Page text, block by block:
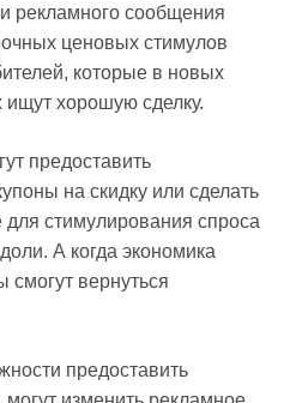
рекламного сообщения
ценовых стимулов
которые в новых
ищут хорошую сделку.
предоставить
на скидку или сделать
стимулирования спроса
А когда экономика
смогут вернуться
предоставить